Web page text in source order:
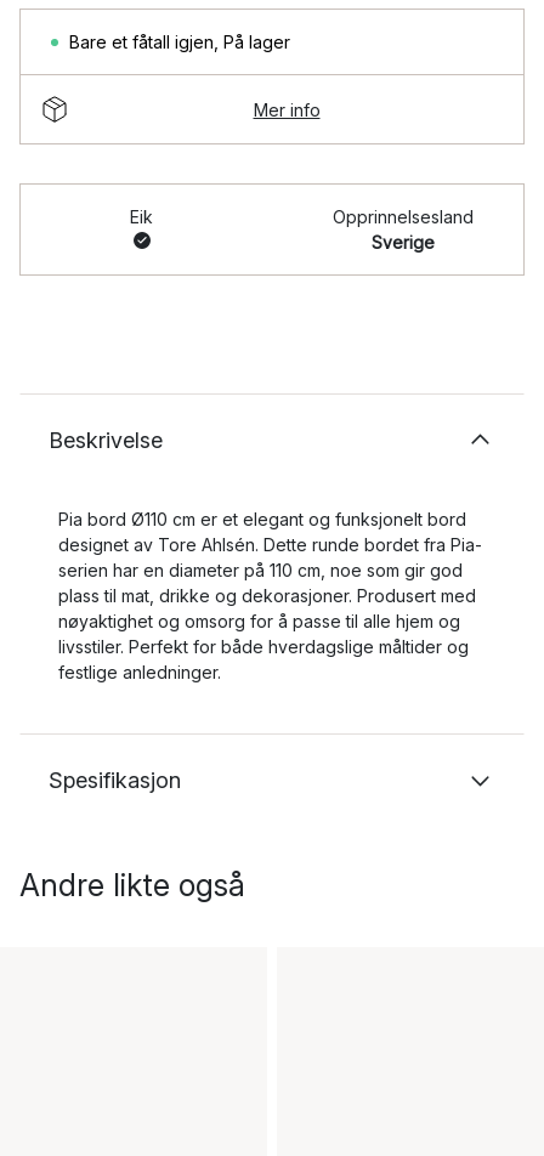
Bare et fåtall igjen På lager
Mer info
Eik
Opprinnelsesland
Sverige
Beskrivelse
Pia bord Ø110 cm er et elegant og funksjonelt bord
designet av Tore Ahlsén. Dette runde bordet fra Pia-
serien har en diameter på 110 cm, noe som gir god
plass til mat, drikke og dekorasjoner. Produsert med
nøyaktighet og omsorg for å passe til alle hjem og
livsstiler. Perfekt for både hverdagslige måltider og
festlige anledninger.
Spesifikasjon
Andre likte også